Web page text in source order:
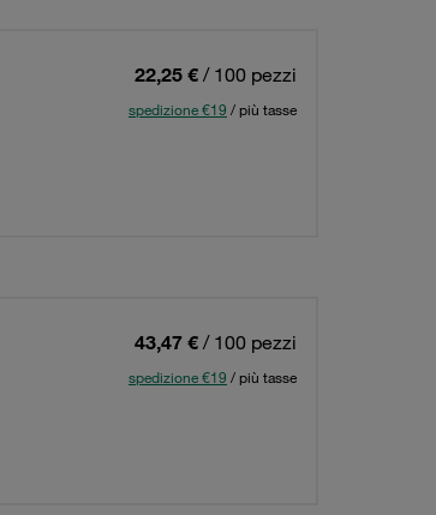
22,25 € / 100 pezzi
spedizione €19 / più tasse
43,47 € / 100 pezzi
spedizione €19 / più tasse